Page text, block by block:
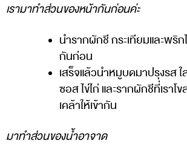
เรามาทำส่วนของหน้ากันก่อนค่ะ
นำรากผักชี กระเทียมและพริก
กันก่อน
เสร็จแล้วนำหมูบดมาปรุงรส
ซอส ไข่ไก่ และรากผักชีที่เราโ
เคล้าให้เข้ากัน
มาทำส่วนของน้ำอาจาด